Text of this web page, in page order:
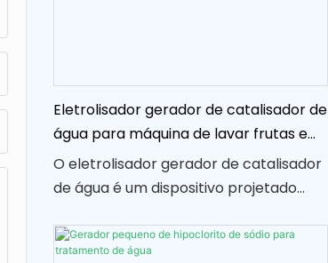
Eletrolisador gerador de catalisador de
água para máquina de lavar frutas e
vegetais
O eletrolisador gerador de catalisador
de água é um dispositivo projetado
de limpeza para máquinas de lavar